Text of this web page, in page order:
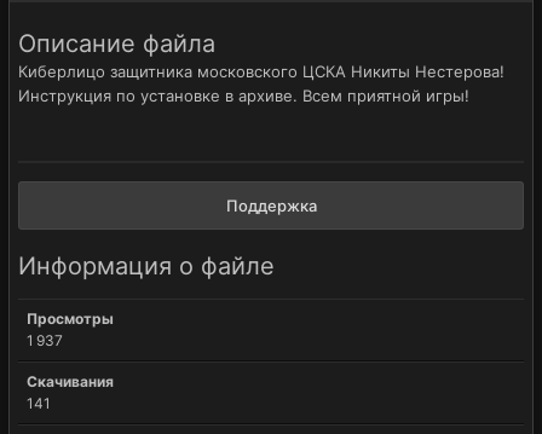
Описание файла
Киберлицо защитника московского ЦСКА Никиты Нестерова!
Инструкция по установке в архиве. Всем приятной игры!
Поддержка
Информация о файле
Просмотры
1 937
Скачивания
141